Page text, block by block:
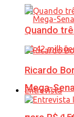
Mega-
Quando
Ricardo
Entrevista